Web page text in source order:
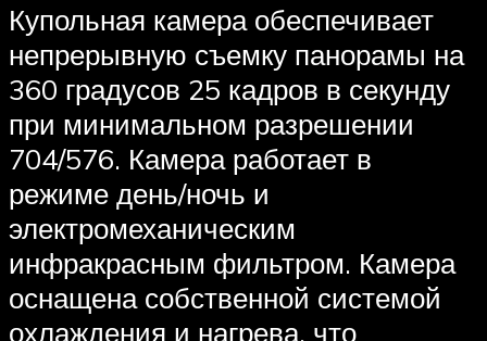
Купольная камера обеспечивает
непрерывную съемку панорамы на
360 градусов 25 кадров в секунду
при минимальном разрешении
704/576. Камера работает в
режиме день/ночь и
электромеханическим
инфракрасным фильтром. Камера
оснащена собственной системой
охлаждения и нагрева, что